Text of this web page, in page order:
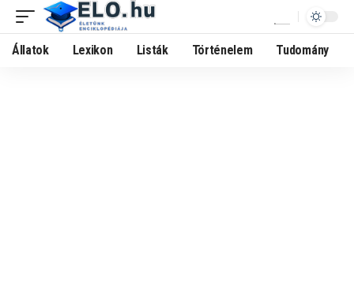
Állatok Lexikon Listák Történelem Tudomány